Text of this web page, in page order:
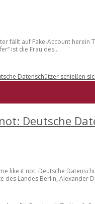
fällt auf Fake-Account herein
ist die Frau des...
Deutsche
like it not: Deutsche
des Landes Berlin, Alexander